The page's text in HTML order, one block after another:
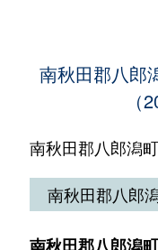
南秋田郡八郎
（
南秋田郡八郎潟
南秋田郡八郎